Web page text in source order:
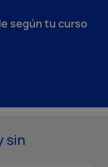
según tu curso
sin